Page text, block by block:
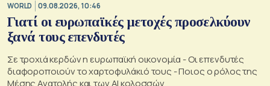
WORLD 09.08.2026, 10:46
Γιατί οι ευρωπαϊκές μετοχές προσελκύουν
ξανά τους επενδυτές
Σε τροχιά κερδών η ευρωπαϊκή οικονομία - Οι επενδυτές
διαφοροποιούν το χαρτοφυλάκιό τους - Ποιος ο ρόλος της
Μέσης Ανατολής και των AI κολοσσών